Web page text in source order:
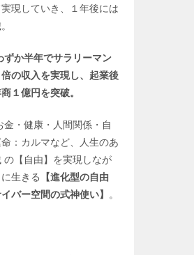
現していき、１年後には
ずか半年でサラリーマン
の収入を実現し、起業後
１億円を突破。
金・健康・人間関係・自
：カルマなど、人生のあ
の【自由】を実現しなが
生きる
【進化型の自由
イバー空間の式神使い】 。